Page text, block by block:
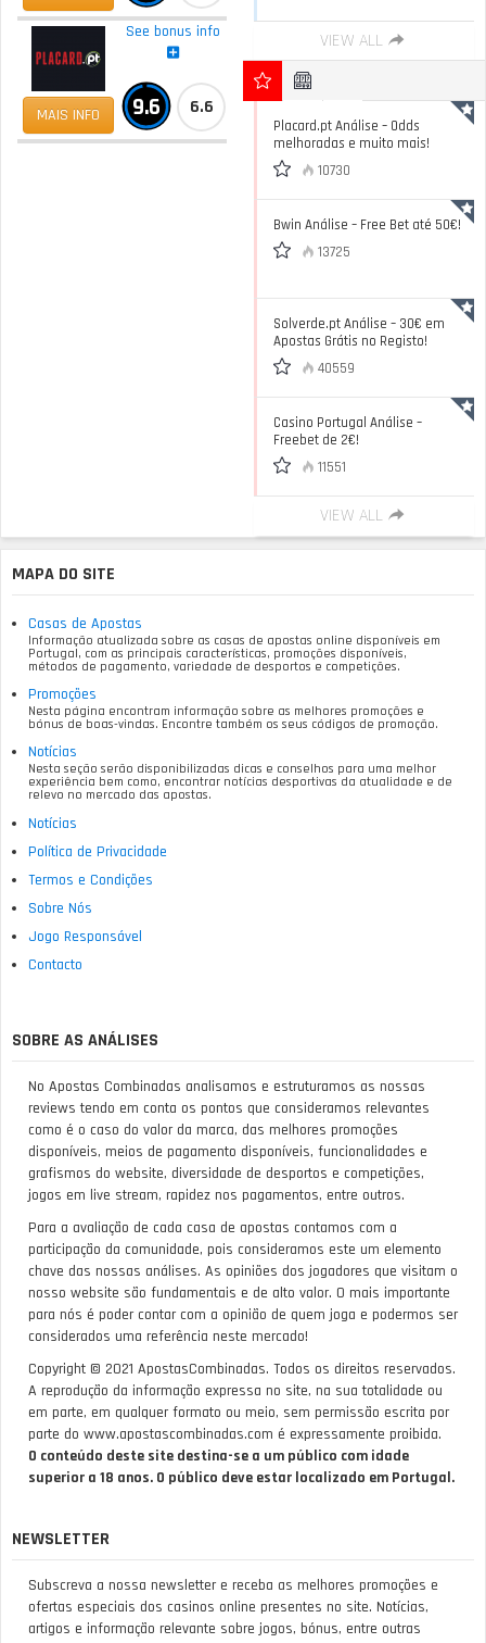
MAIS INFO
See bonus info
9.6 6.6
VIEW ALL
Placard.pt Análise – Odds
melhoradas e muito mais!
10730
Bwin Análise – Free Bet até 50€!
13725
Solverde.pt Análise – 30€ em
Apostas Grátis no Registo!
40559
Casino Portugal Análise –
Freebet de 2€!
11551
VIEW ALL
MAPA DO SITE
Casas de Apostas
Informação atualizada sobre as casas de apostas online disponíveis em
Portugal, com as principais características, promoções disponíveis,
métodos de pagamento, variedade de desportos e competições.
Promoções
Nesta página encontram informação sobre as melhores promoções e
bónus de boas-vindas. Encontre também os seus códigos de promoção.
Notícias
Nesta seção serão disponibilizadas dicas e conselhos para uma melhor
experiência bem como, encontrar notícias desportivas da atualidade e de
relevo no mercado das apostas.
Notícias
Política de Privacidade
Termos e Condições
Sobre Nós
Jogo Responsável
Contacto
SOBRE AS ANÁLISES
No Apostas Combinadas analisamos e estruturamos as nossas
reviews tendo em conta os pontos que consideramos relevantes
como é o caso do valor da marca, das melhores promoções
disponíveis, meios de pagamento disponíveis, funcionalidades e
grafismos do website, diversidade de desportos e competições,
jogos em live stream, rapidez nos pagamentos, entre outros.
Para a avaliação de cada casa de apostas contamos com a
participação da comunidade, pois consideramos este um elemento
chave das nossas análises. As opiniões dos jogadores que visitam o
nosso website são fundamentais e de alto valor. O mais importante
para nós é poder contar com a opinião de quem joga e podermos ser
considerados uma referência neste mercado!
Copyright © 2021 ApostasCombinadas. Todos os direitos reservados.
A reprodução da informação expressa no site, na sua totalidade ou
em parte, em qualquer formato ou meio, sem permissão escrita por
parte do www.apostascombinadas.com é expressamente proibida.
O conteúdo deste site destina-se a um público com idade
superior a 18 anos. O público deve estar localizado em Portugal.
NEWSLETTER
Subscreva a nossa newsletter e receba as melhores promoções e
ofertas especiais dos casinos online presentes no site. Notícias,
artigos e informação relevante sobre jogos, bónus, entre outras